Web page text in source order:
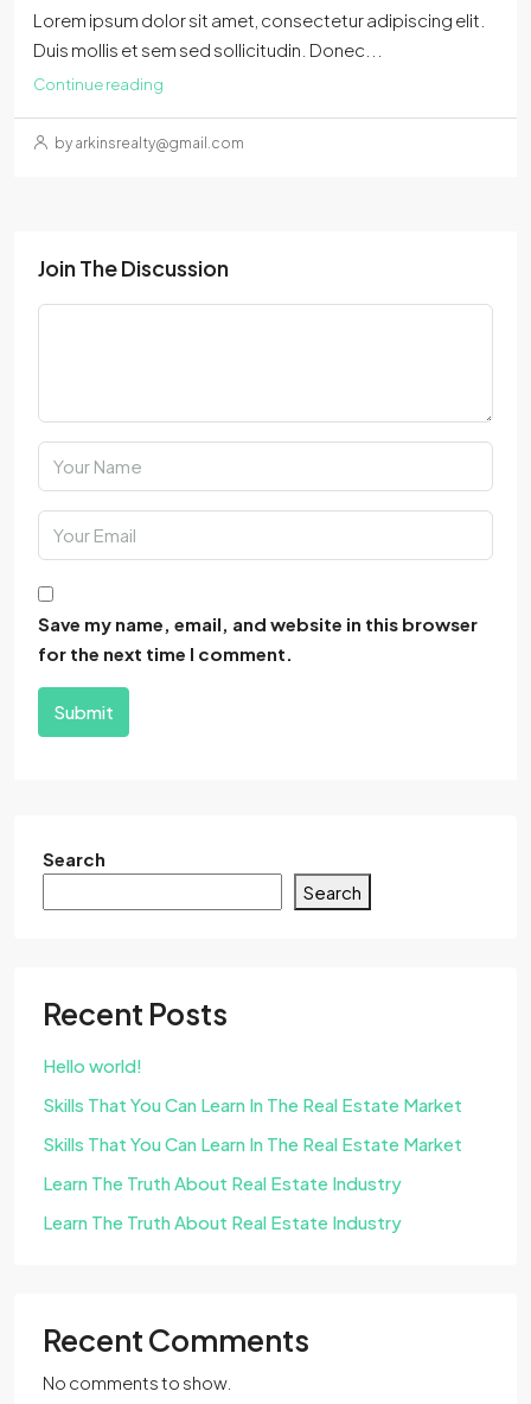
Lorem ipsum dolor sit amet, consectetur adipiscing elit.
Duis mollis et sem sed sollicitudin. Donec...
Continue reading
by arkinsrealty@gmail.com
Join The Discussion
Save my name, email, and website in this browser
for the next time I comment.
Submit
Search
Search
Recent Posts
Hello world!
Skills That You Can Learn In The Real Estate Market
Skills That You Can Learn In The Real Estate Market
Learn The Truth About Real Estate Industry
Learn The Truth About Real Estate Industry
Recent Comments
No comments to show.